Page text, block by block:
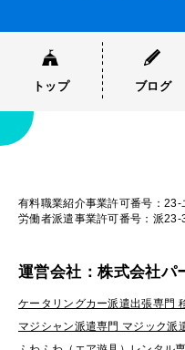
トップ ブログ
有料職業紹介事業許可番号：
労働者派遣事業許可番号：派23-
運営会社：株式会社パ
ケータリングカー派遣出張専門
マジシャン派遣専門 マジック派